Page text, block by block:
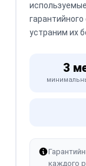
устраним их
3
каждого